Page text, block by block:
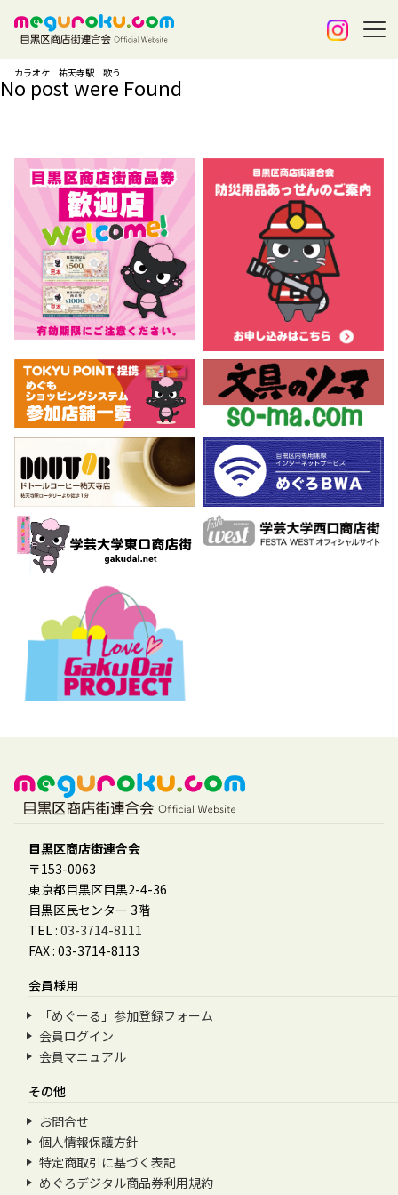
カラオケ 祐天寺駅 歌う
No post were Found
目黒区商店街連合会
〒153-0063
東京都目黒区目黒2-4-36
目黒区民センター 3階
TEL : 03-3714-8111
FAX : 03-3714-8113
会員様用
「めぐーる」参加登録フォーム
会員ログイン
会員マニュアル
その他
お問合せ
個人情報保護方針
特定商取引に基づく表記
めぐろデジタル商品券利用規約